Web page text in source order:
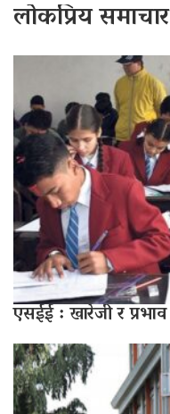
लोकप्रिय समाचार
एसईई : खारेजी र प्रभाव